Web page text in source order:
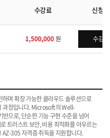
수강료 신청
1,500,000원 수강
며 확장 가능한 클라우드 솔루션으로
과정입니다. Microsoft의 Well-
으로, 단순한 기능 구현 수준을 넘어
트러스트 보안, 비용 최적화를 아우르는
305 자격증 취득을 지원합니다.